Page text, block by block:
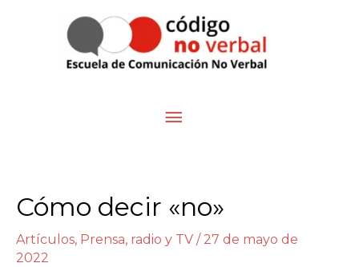
Menú
principal
Cómo decir «no»
Artículos, Prensa, radio y TV / 27 de mayo de
2022